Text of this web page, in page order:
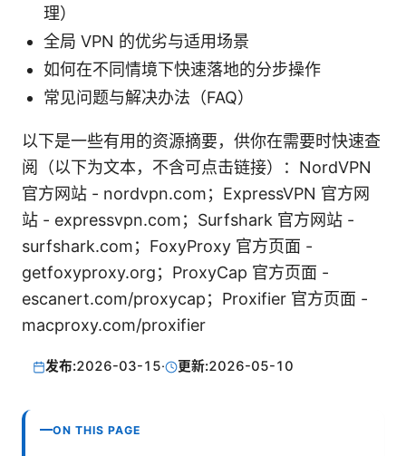
理）
全局 VPN 的优劣与适用场景
如何在不同情境下快速落地的分步操作
常见问题与解决办法（FAQ）
以下是一些有用的资源摘要，供你在需要时快速查
阅（以下为文本，不含可点击链接）：NordVPN
官方网站 - nordvpn.com；ExpressVPN 官方网
站 - expressvpn.com；Surfshark 官方网站 -
surfshark.com；FoxyProxy 官方页面 -
getfoxyproxy.org；ProxyCap 官方页面 -
escanert.com/proxycap；Proxifier 官方页面 -
macproxy.com/proxifier
发布:2026-03-15· 更新:2026-05-10
ON THIS PAGE